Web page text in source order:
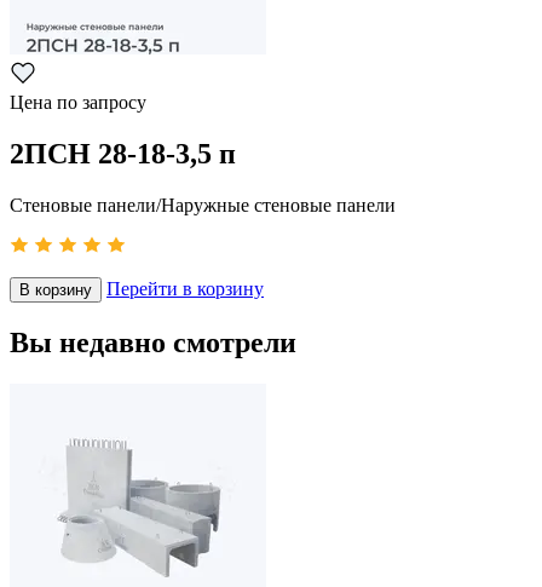
Цена по запросу
2ПСН 28-18-3,5 п
Стеновые панели/Наружные стеновые панели
В корзину Перейти в корзину
Вы недавно смотрели